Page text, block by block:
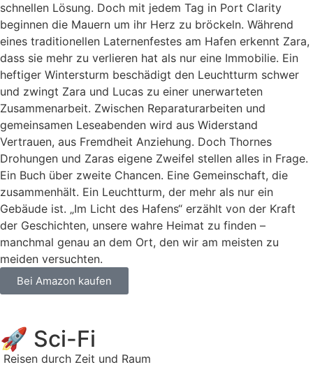
schnellen Lösung. Doch mit jedem Tag in Port Clarity
beginnen die Mauern um ihr Herz zu bröckeln. Während
eines traditionellen Laternenfestes am Hafen erkennt Zara,
dass sie mehr zu verlieren hat als nur eine Immobilie. Ein
heftiger Wintersturm beschädigt den Leuchtturm schwer
und zwingt Zara und Lucas zu einer unerwarteten
Zusammenarbeit. Zwischen Reparaturarbeiten und
gemeinsamen Leseabenden wird aus Widerstand
Vertrauen, aus Fremdheit Anziehung. Doch Thornes
Drohungen und Zaras eigene Zweifel stellen alles in Frage.
Ein Buch über zweite Chancen. Eine Gemeinschaft, die
zusammenhält. Ein Leuchtturm, der mehr als nur ein
Gebäude ist. „Im Licht des Hafens“ erzählt von der Kraft
der Geschichten, unsere wahre Heimat zu finden –
manchmal genau an dem Ort, den wir am meisten zu
meiden versuchten.
Bei Amazon kaufen
🚀 Sci-Fi
Reisen durch Zeit und Raum